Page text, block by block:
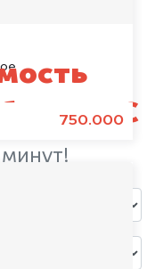
750.000
JAC